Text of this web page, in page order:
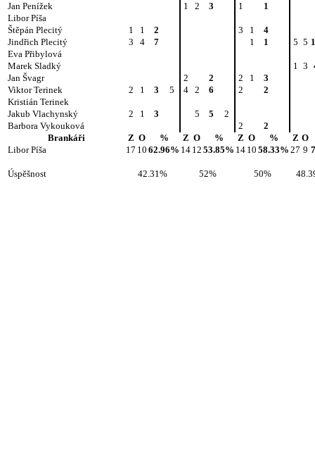
Jan Penížek
1 2 3 1
1
Libor Píša
Štěpán Plecitý
1 1 2 3 1
4
Jindřich Plecitý
3 4 7 1 1 5 5
Eva Přibylová
Marek Sladký
1 3
Jan Švagr
2 2 2 1
3
Viktor Terinek
2 1 3 5 4 2 6 2
2
Kristián Terinek
Jakub Vlachynský
2 1 3 5 5
2
Barbora Vykouková
2
2
Brankáři
Z O % Z O % Z O % Z O
Libor Píša
17 10 62.96% 14 12 53.85% 14 10 58.33% 27 9
Úspěšnost 42.31% 52% 50%